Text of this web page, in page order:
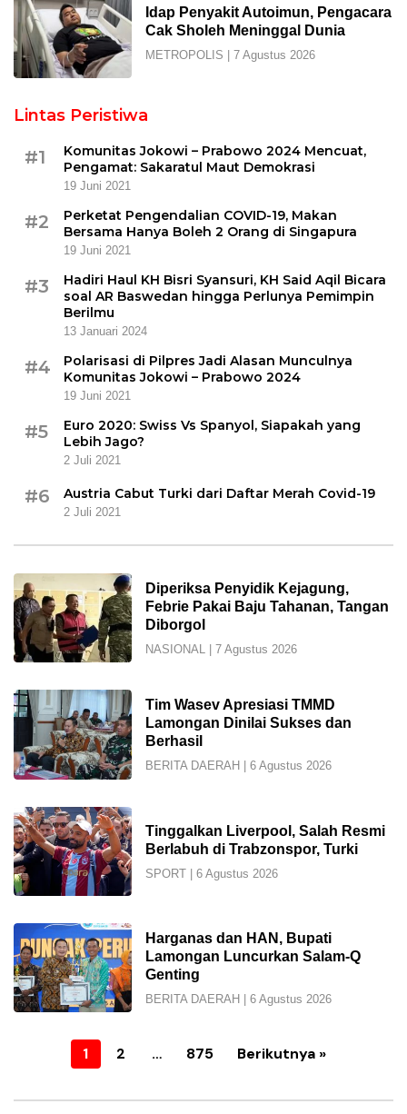
Idap Penyakit Autoimun, Pengacara
Cak Sholeh Meninggal Dunia
METROPOLIS 7 Agustus 2026
Lintas Peristiwa
#1
Komunitas Jokowi – Prabowo 2024 Mencuat,
Pengamat: Sakaratul Maut Demokrasi
19 Juni 2021
#2
Perketat Pengendalian COVID-19, Makan
Bersama Hanya Boleh 2 Orang di Singapura
19 Juni 2021
#3
Hadiri Haul KH Bisri Syansuri, KH Said Aqil Bicara
soal AR Baswedan hingga Perlunya Pemimpin
Berilmu
13 Januari 2024
#4
Polarisasi di Pilpres Jadi Alasan Munculnya
Komunitas Jokowi – Prabowo 2024
19 Juni 2021
#5
Euro 2020: Swiss Vs Spanyol, Siapakah yang
Lebih Jago?
2 Juli 2021
#6 Austria Cabut Turki dari Daftar Merah Covid-19
2 Juli 2021
Diperiksa Penyidik Kejagung,
Febrie Pakai Baju Tahanan, Tangan
Diborgol
NASIONAL 7 Agustus 2026
Tim Wasev Apresiasi TMMD
Lamongan Dinilai Sukses dan
Berhasil
BERITA DAERAH 6 Agustus 2026
Tinggalkan Liverpool, Salah Resmi
Berlabuh di Trabzonspor, Turki
SPORT| 6 Agustus 2026
Harganas dan HAN, Bupati
Lamongan Luncurkan Salam-Q
Genting
BERITA DAERAH 6 Agustus 2026
Paginasi
1 2 … 875 Berikutnya »